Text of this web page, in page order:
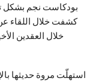
بودكاست نجم بشكل
كشفت خلال اللقاء عن
خلال العقدين
استهلّت مروة حديثها